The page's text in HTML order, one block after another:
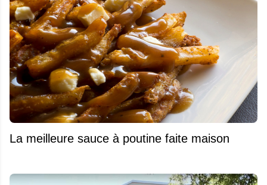
La meilleure sauce à poutine faite maison